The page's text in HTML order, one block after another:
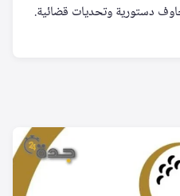
دستورية وتحديات قضائية.